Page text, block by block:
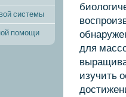
системы
помощи
для
изучить